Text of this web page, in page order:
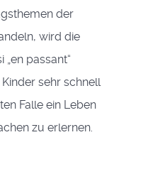
der
wird die
passant“
sehr schnell
Falle ein Leben
zu erlernen.